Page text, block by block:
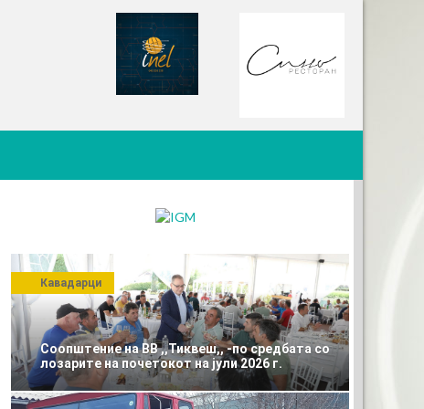
Соопштение на ВВ ,,Тиквеш,, -по средбата со
лозарите на почетокот на јули 2026 г.
Кавадарци